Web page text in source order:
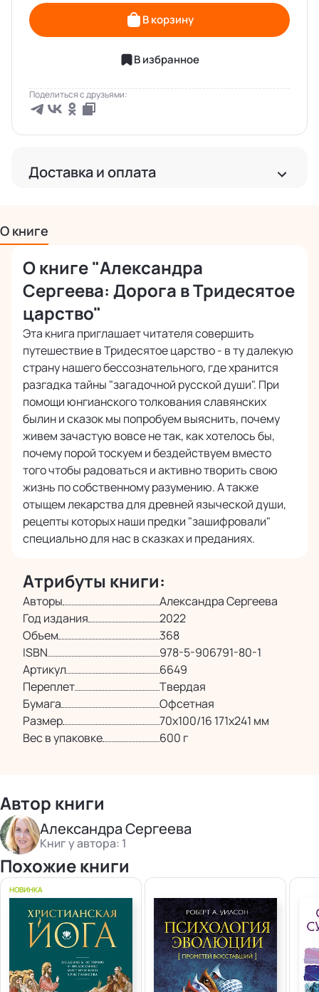
В корзину
В избранное
Поделиться с друзьями:
Доставка и оплата
Бесплатная доставка по РФ
Бесплатная доставка за рубеж от 2 000 руб.
Международная доставка почтой
Точная стоимость расчитывается при оформлении заказа
Оплата
Наличными или картой курьеру при получении
Безопасная оплата банковскими картами
онлайн
О книге
О книге "Александра
Сергеева: Дорога в Тридесятое
царство"
Эта книга приглашает читателя совершить
путешествие в Тридесятое царство - в ту далекую
страну нашего бессознательного, где хранится
разгадка тайны "загадочной русской души". При
помощи юнгианского толкования славянских
былин и сказок мы попробуем выяснить, почему
живем зачастую вовсе не так, как хотелось бы,
почему порой тоскуем и бездействуем вместо
того чтобы радоваться и активно творить свою
жизнь по собственному разумению. А также
отыщем лекарства для древней языческой души,
рецепты которых наши предки "зашифровали"
специально для нас в сказках и преданиях.
Атрибуты книги:
Авторы
Александра Сергеева
Год издания
2022
Объем
368
ISBN
978-5-906791-80-1
Артикул
6649
Переплет
Твердая
Бумага
Офсетная
Размер
70х100/16 171х241 мм
Вес в упаковке
600 г
Автор книги
Александра Сергеева
Книг у автора: 1
Похожие книги
НОВИНКА